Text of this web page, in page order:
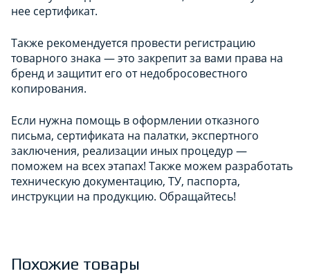
нее сертификат.
Также рекомендуется провести регистрацию
товарного знака — это закрепит за вами права на
бренд и защитит его от недобросовестного
копирования.
Если нужна помощь в оформлении отказного
письма, сертификата на палатки, экспертного
заключения, реализации иных процедур —
поможем на всех этапах! Также можем разработать
техническую документацию, ТУ, паспорта,
инструкции на продукцию. Обращайтесь!
Похожие товары